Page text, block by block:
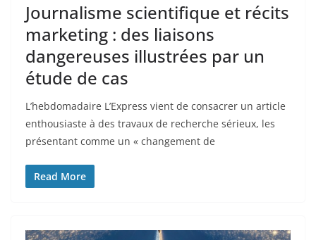
Journalisme scientifique et récits
marketing : des liaisons
dangereuses illustrées par un
étude de cas
L’hebdomadaire L’Express vient de consacrer un article
enthousiaste à des travaux de recherche sérieux, les
présentant comme un « changement de
Read More